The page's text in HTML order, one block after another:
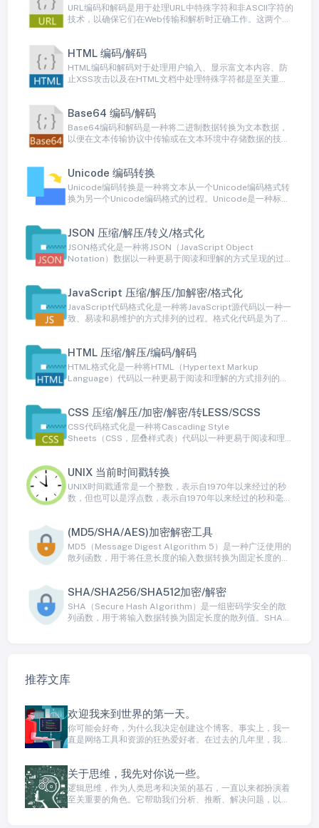
URL编码和解码是用于处理URL中特殊字符和非ASCII字符的
技术，以确保它们在Web传输和解析时正确工作。这两个过
HTML 编码/解码
HTML编码和解码对于处理用户输入、显示富文本内容、防
止XSS攻击以及在HTML文档中处理特殊字符都是至关重要
的正确呈现。
Base64 编码/解码
Base64编码和解码是一种将二进制数据转换为文本数据，
以便在文本传输协议中传输或在文本环境中存储数据的技
种编码方式允许二进制数据以纯文本形式传输，而不会导致
数据损坏或格式问题。
Unicode 编码转换
Unicode编码转换是一种将文本从一个Unicode编码格式转
换为另一个Unicode编码格式的过程。Unicode是一种标
要进行编码转换以确保文本在不同环境和系统之间正确呈
现。
JSON 压缩/解压/转义/格式化
JSON格式化是一种将JSON（JavaScript Object
Notation）数据以一种更易于阅读和理解的方式呈现的过
式化通过添加缩进、换行和空白字符等方式来美化JSON数
据，以便更好地呈现给人类读者。
JavaScript 压缩/解压/加解密/格式化
JavaScript代码格式化是一种将JavaScript源代码以一种一
致、易读和易维护的方式排列的过程。格式化代码是为了提
潜在的错误和提高代码的质量。
HTML 压缩/解压/编码/解码
HTML格式化是一种将HTML（Hypertext Markup
Language）代码以一种更易于阅读和理解的方式排列的过
加缩进、换行、空格和注释等方式来美化HTML代码，使其
更容易被人类读者理解。
CSS 压缩/解压/加密/解密/转LESS/SCSS
CSS代码格式化是一种将Cascading Style
Sheets（CSS，层叠样式表）代码以一种更易于阅读和理解
不太容易阅读。CSS代码格式化通过添加缩进、换行、空格
和注释等方式来美化CSS代码，以使其更容易被人类读者理
解。
UNIX 当前时间戳转换
UNIX时间戳通常是一个整数，表示自1970年以来经过的秒
数，但也可以是浮点数，表示自1970年以来经过的秒和毫秒
(MD5/SHA/AES)加密解密工具
MD5（Message Digest Algorithm 5）是一种广泛使用的
散列函数，用于将任意长度的输入数据转换为固定长度的散
但无法从散列值还原出原始数据。MD5通常用于数据校验、
数字签名、密码存储等领域。
SHA/SHA256/SHA512加密/解密
SHA（Secure Hash Algorithm）是一组密码学安全的散
列函数，用于将输入数据转换为固定长度的散列值。SHA算
推荐文库
欢迎我来到世界的第一天。
你可能会好奇，为什么我决定创建这个博客。事实上，我一
直是网络工具和资源的狂热爱好者。在过去的几年里，我一
很多真正令人印象深刻的工具，但也遇到了一些需要避免的
坑，所以我希望通过这个博客分享我的经验，帮助其他人找
到最好的工具和资源。
关于思维，我先对你说一些。
逻辑思维，作为人类思考和决策的基石，一直以来都扮演着
至关重要的角色。它帮助我们分析、推断、解决问题，以及